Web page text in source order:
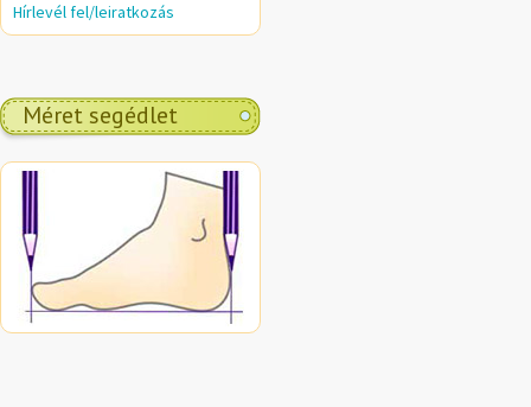
Hírlevél fel/leiratkozás
Méret segédlet